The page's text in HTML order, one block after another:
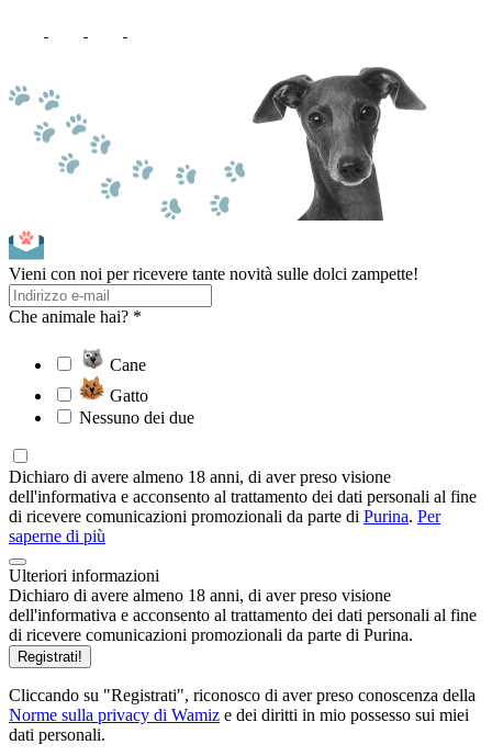
Vieni con noi per ricevere tante novità sulle dolci zampette!
Che animale hai? *
Cane
Gatto
Nessuno dei due
Dichiaro di avere almeno 18 anni, di aver preso visione
dell'informativa e acconsento al trattamento dei dati personali al fine
di ricevere comunicazioni promozionali da parte di Purina. Per
saperne di più
Ulteriori informazioni
Dichiaro di avere almeno 18 anni, di aver preso visione
dell'informativa e acconsento al trattamento dei dati personali al fine
di ricevere comunicazioni promozionali da parte di Purina.
Registrati!
Cliccando su "Registrati", riconosco di aver preso conoscenza della
Norme sulla privacy di Wamiz e dei diritti in mio possesso sui miei
dati personali.